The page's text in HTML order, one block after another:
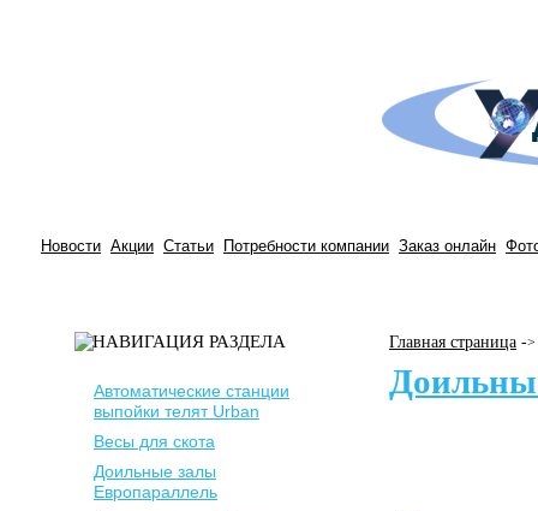
Новости Акции Статьи Потребности компании Заказ онлайн
Главная страница ->
Автоматические станции
выпойки телят Urban
Весы для скота
Доильные залы
Европараллель